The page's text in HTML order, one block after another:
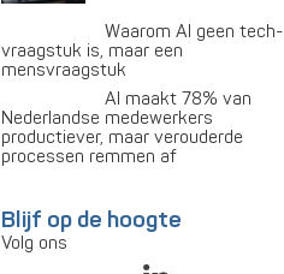
Waarom AI geen tech-
vraagstuk is, maar een
mensvraagstuk
AI maakt 78% van
Nederlandse medewerkers
productiever, maar verouderde
processen remmen af
Blijf op de hoogte
Volg ons